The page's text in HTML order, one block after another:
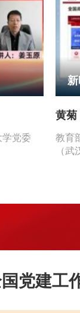
学党委
黄菊
教育
（
党建工